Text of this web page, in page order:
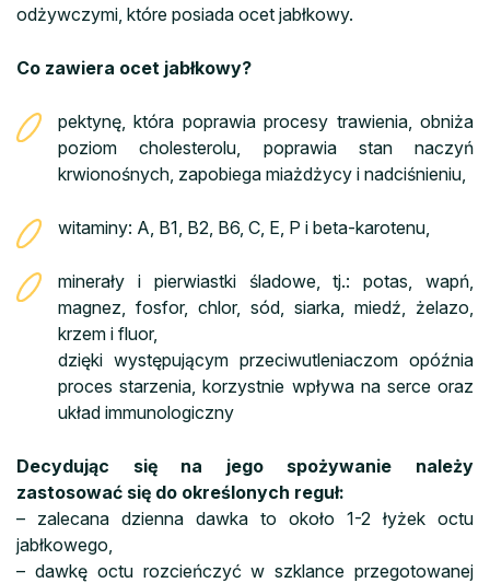
odżywczymi, które posiada ocet jabłkowy.
Co zawiera ocet jabłkowy?
pektynę, która poprawia procesy trawienia, obniża
poziom cholesterolu, poprawia stan naczyń
krwionośnych, zapobiega miażdżycy i nadciśnieniu,
witaminy: A, B1, B2, B6, C, E, P i beta-karotenu,
minerały i pierwiastki śladowe, tj.: potas, wapń,
magnez, fosfor, chlor, sód, siarka, miedź, żelazo,
krzem i fluor,
dzięki występującym przeciwutleniaczom opóźnia
proces starzenia, korzystnie wpływa na serce oraz
układ immunologiczny
Decydując się na jego spożywanie należy
zastosować się do określonych reguł:
– zalecana dzienna dawka to około 1-2 łyżek octu
jabłkowego,
– dawkę octu rozcieńczyć w szklance przegotowanej